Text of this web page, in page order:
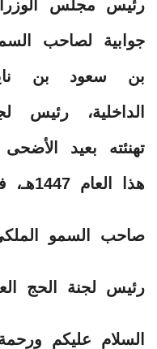
رئيس مجلس
جوابية لصاحب
بن سعود بن
الداخلية، رئيس
تهنئته بعيد
هذا العام 1447هـ، فيما يلي نصها:
صاحب السمو
رئيس لجنة الحج
السلام عليكم